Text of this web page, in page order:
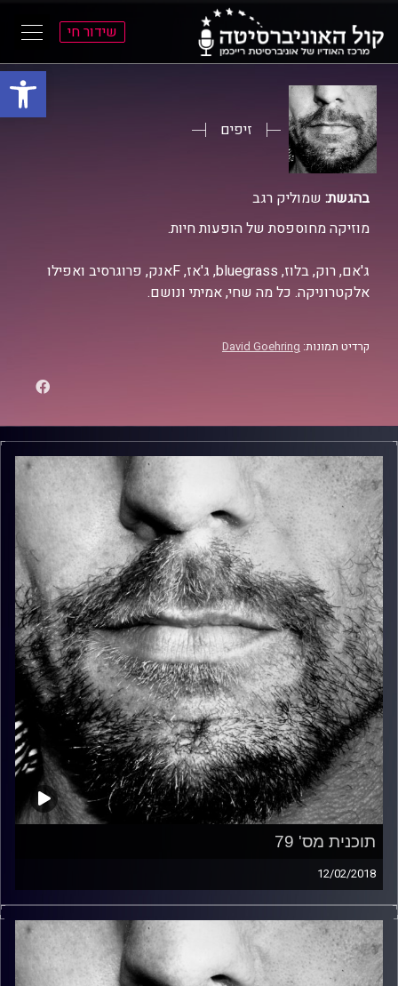
פתח
התפריט
הראשי
התוכן
הראשי
שידור חי
זיפים
בהגשת: שמוליק רגב
מוזיקה מחוספסת של הופעות חיות.
ג'אם, רוק, בלוז, bluegrass, ג'אז, Fאנק, פרוגרסיב ואפילו
אלקטרוניקה. כל מה שחי, אמיתי ונושם.
קרדיט תמונות: David Goehring
תוכנית מס' 79
12/02/2018
זיפים, מוזיקה מחוספסת של הופעות חיות. הרבה ג'אם, רוק,
בלוז, bluegrass, ג'אז, Fאנק, פרוגרסיב ואפילו אלקטרוניקה.
כל מה שחי, אמיתי ונושם.
עם שמוליק רגב.